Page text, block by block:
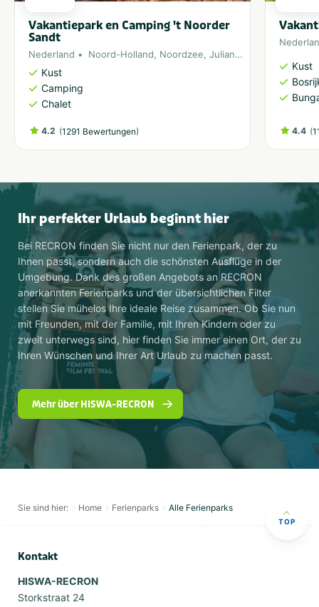
Vakantiepark en Camping 't Noorder
Sandt
Nederland Noord-Holland, Noordzee, Julianadorp
Kust
Camping
Chalet
4.2 (1291 Bewertungen)
Kust
4.4 (
Ihr perfekter Urlaub beginnt hier
Bei RECRON finden Sie nicht nur den Ferienpark, der zu
Ihnen passt, sondern auch die schönsten Ausflüge in der
Umgebung. Dank des großen Angebots an RECRON
anerkannten Ferienparks und der übersichtlichen Filter
stellen Sie mühelos Ihre ideale Reise zusammen. Ob Sie nun
mit Freunden, mit der Familie, mit Ihren Kindern oder zu
zweit unterwegs sind, hier finden Sie immer einen Ort, der zu
Ihren Wünschen und Ihrer Art Urlaub zu machen passt.
Mehr über HISWA-RECRON
Sie sind hier: Home Ferienparks Alle Ferienparks
TOP
Kontakt
HISWA-RECRON
Storkstraat 24